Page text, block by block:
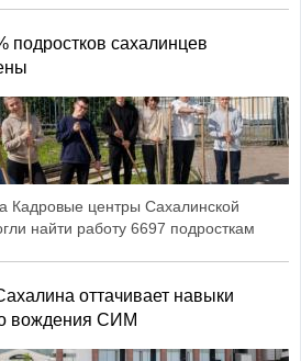
подростков сахалинцев
Кадровые центры Сахалинской
найти работу 6697 подросткам
оттачивает навыки
вождения СИМ